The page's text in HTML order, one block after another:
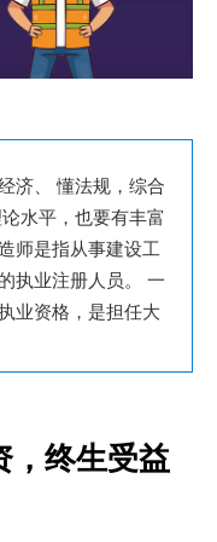
济、 懂法规，综合
水平，也要有丰富
师是指从事建设工
执业注册人员。 一
业资格，是担任大
，终生受益